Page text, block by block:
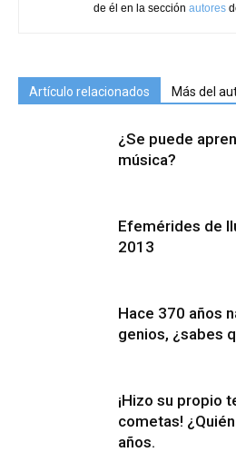
de él en la sección autores
Artículo relacionados Más del
¿Se puede
música?
Efemérides de
2013
Hace 370 años
genios, ¿sabes
¡Hizo su propio
cometas!
años.